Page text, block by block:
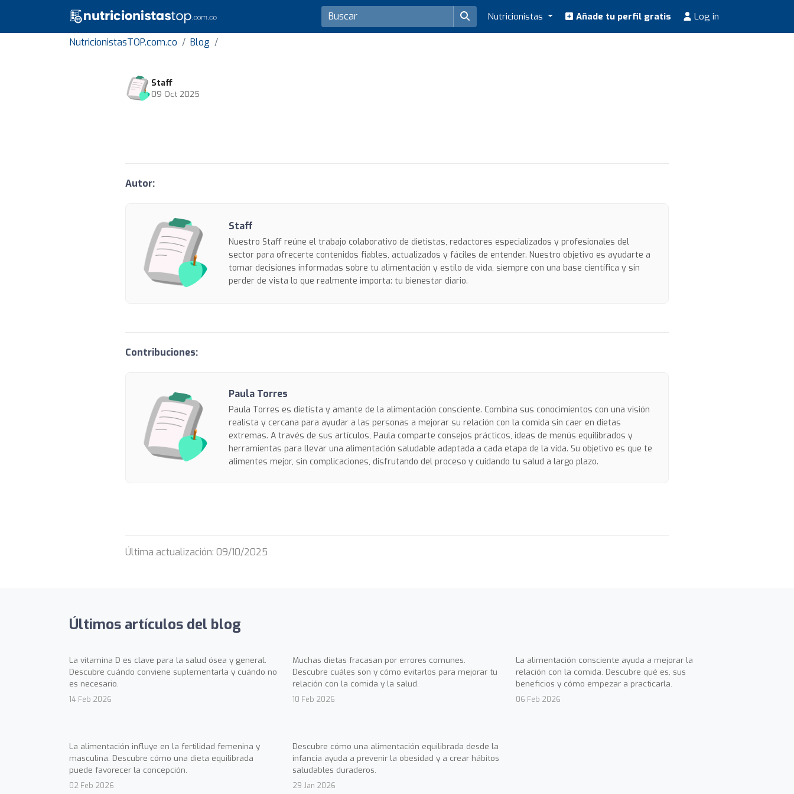
Nutricionistas Añade tu perfil gratis Log in
NutricionistasTOP.com.co Blog
Staff
09 Oct 2025
Autor:
Staff
Nuestro Staff reúne el trabajo colaborativo de dietistas, redactores especializados y profesionales del
sector para ofrecerte contenidos fiables, actualizados y fáciles de entender. Nuestro objetivo es ayudarte a
tomar decisiones informadas sobre tu alimentación y estilo de vida, siempre con una base científica y sin
perder de vista lo que realmente importa: tu bienestar diario.
Contribuciones:
Paula Torres
Paula Torres es dietista y amante de la alimentación consciente. Combina sus conocimientos con una visión
realista y cercana para ayudar a las personas a mejorar su relación con la comida sin caer en dietas
extremas. A través de sus artículos, Paula comparte consejos prácticos, ideas de menús equilibrados y
herramientas para llevar una alimentación saludable adaptada a cada etapa de la vida. Su objetivo es que te
alimentes mejor, sin complicaciones, disfrutando del proceso y cuidando tu salud a largo plazo.
Última actualización: 09/10/2025
Últimos artículos del blog
La vitamina D es clave para la salud ósea y general.
Descubre cuándo conviene suplementarla y cuándo no
es necesario.
14 Feb 2026
Muchas dietas fracasan por errores comunes.
Descubre cuáles son y cómo evitarlos para mejorar tu
relación con la comida y la salud.
10 Feb 2026
La alimentación consciente ayuda a mejorar la
relación con la comida. Descubre qué es, sus
beneficios y cómo empezar a practicarla.
06 Feb 2026
La alimentación influye en la fertilidad femenina y
masculina. Descubre cómo una dieta equilibrada
puede favorecer la concepción.
02 Feb 2026
Descubre cómo una alimentación equilibrada desde la
infancia ayuda a prevenir la obesidad y a crear hábitos
saludables duraderos.
29 Jan 2026